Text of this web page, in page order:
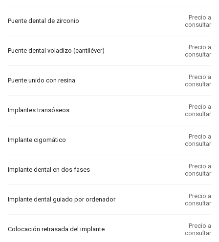
Puente dental de zirconio
Precio a
consultar
Puente dental voladizo (cantiléver)
Precio a
consultar
Puente unido con resina
Precio a
consultar
Implantes transóseos
Precio a
consultar
Implante cigomático
Precio a
consultar
Implante dental en dos fases
Precio a
consultar
Implante dental guiado por ordenador
Precio a
consultar
Colocación retrasada del implante
Precio a
consultar